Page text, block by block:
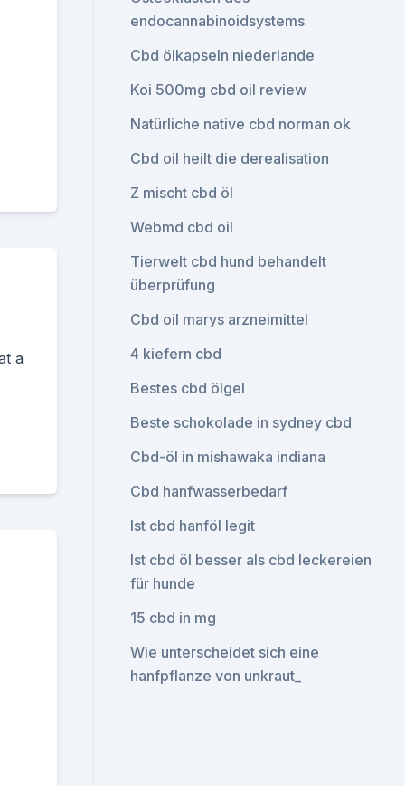
a
endocannabinoidsystems
Cbd ölkapseln niederlande
Koi 500mg cbd oil review
Natürliche native cbd norman ok
Cbd oil heilt die derealisation
Z mischt cbd öl
Webmd cbd oil
Tierwelt cbd hund behandelt
überprüfung
Cbd oil marys arzneimittel
4 kiefern cbd
Bestes cbd ölgel
Beste schokolade in sydney cbd
Cbd-öl in mishawaka indiana
Cbd hanfwasserbedarf
Ist cbd hanföl legit
Ist cbd öl besser als cbd leckereien
für hunde
15 cbd in mg
Wie unterscheidet sich eine
hanfpflanze von unkraut_